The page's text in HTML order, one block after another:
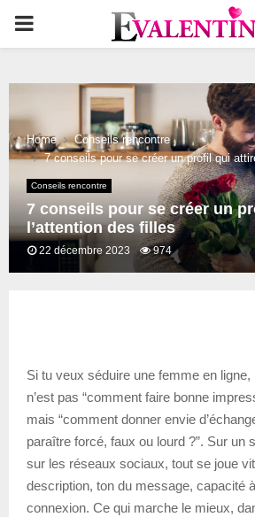
PRIMARY
Home
Conseils rencontre
7 conseils pour se créer un profil qui
Conseils rencontre
7 conseils pour se créer un
l’attention des filles
22 décembre 2023 974
Si tu veux séduire une femme en
n’est pas “comment faire bonne
mais “comment donner envie
paraître forcé, faux ou lourd ?”. Sur un
sur les réseaux sociaux, tout se joue
description, ton du message, capacité
connexion. Ce qui marche le mieux,